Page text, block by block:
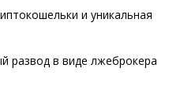
и уникальная
развод в виде лжеброкера